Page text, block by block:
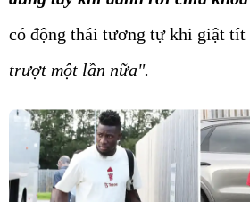
có động thái tương tự khi giật tít
trượt một lần nữa".